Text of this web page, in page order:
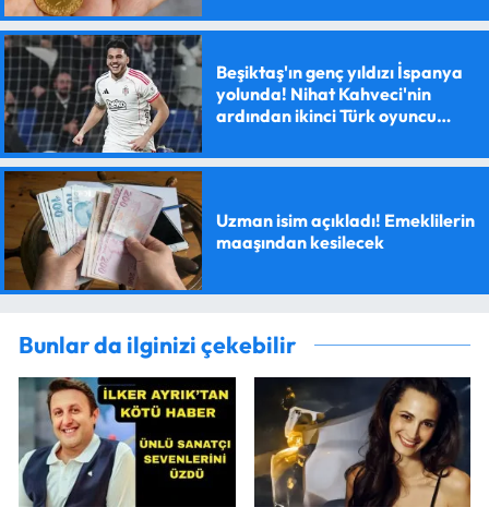
Beşiktaş'ın genç yıldızı İspanya
yolunda! Nihat Kahveci'nin
ardından ikinci Türk oyuncu
Uzman isim açıkladı! Emeklilerin
maaşından kesilecek
Bunlar da ilginizi çekebilir